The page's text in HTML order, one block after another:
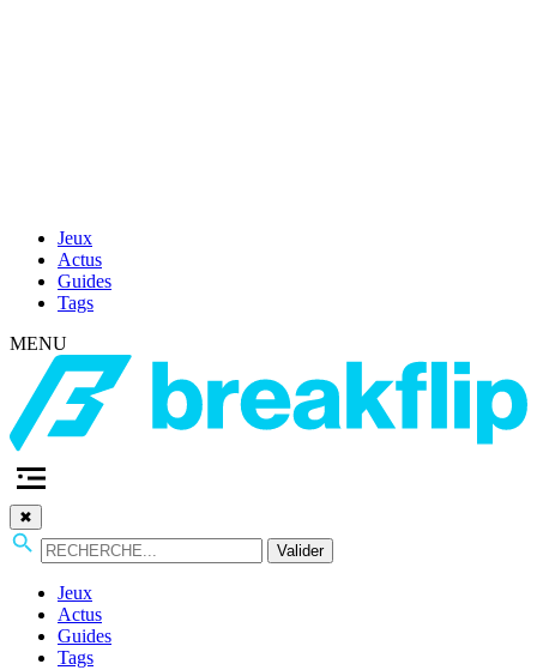
Jeux
Actus
Guides
Tags
MENU
✖
Valider
Jeux
Actus
Guides
Tags